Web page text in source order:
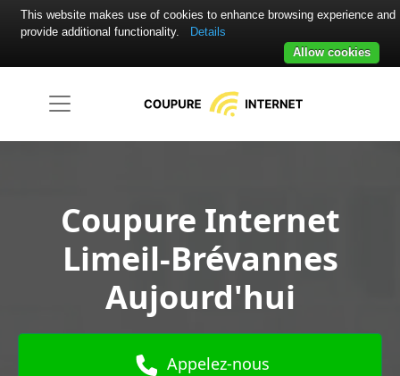
Coupure Internet
Limeil-Brévannes
Aujourd'hui
Appelez-nous
This website makes use of cookies to enhance browsing experience and
provide additional functionality.
Details
Allow cookies